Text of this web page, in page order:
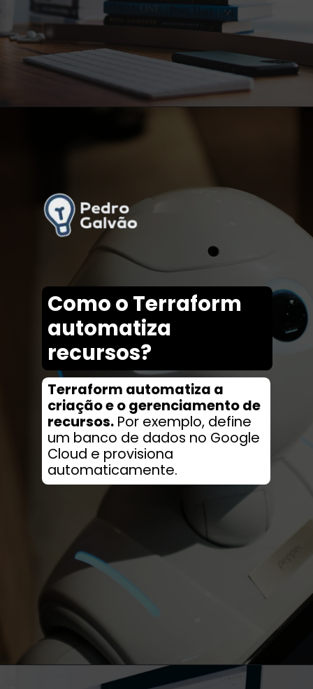
Terraform automatiza a
criação e o gerenciamento de
recursos. Por exemplo, define
um banco de dados no Google
Cloud e provisiona
automaticamente.
Como o Terraform
automatiza
recursos?